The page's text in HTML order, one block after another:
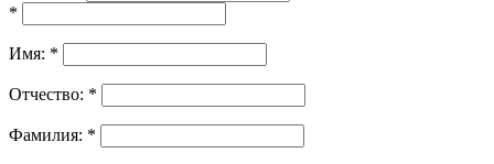
*
Имя: *
Отчество: *
Фамилия: *